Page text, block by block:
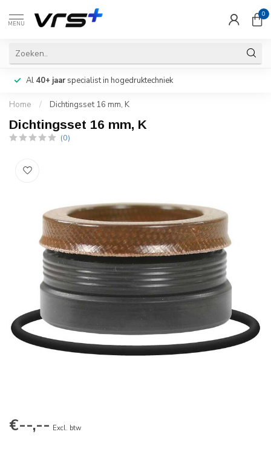
MENU
0
Al 40+ jaarspecialist in hogedruktechniek
Home / Dichtingsset 16 mm, K
Dichtingsset 16 mm, K
(0)
€--,-- Excl. btw